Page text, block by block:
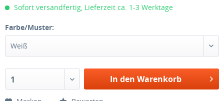
Sofort versandfertig, Lieferzeit ca. 1-3 Werktage
Farbe/Muster:
Weiß
1 In den Warenkorb